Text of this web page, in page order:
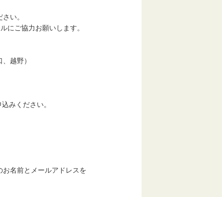
い。
にご協力お願いします。
越野）
みください。
名前とメールアドレスを